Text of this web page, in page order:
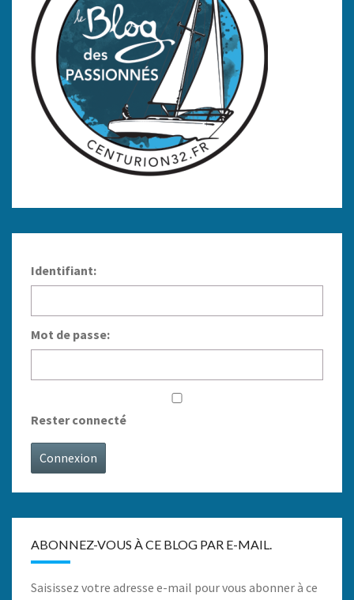
Identifiant:
Mot de passe:
Rester connecté
Connexion
ABONNEZ-VOUS À CE BLOG PAR E-MAIL.
Saisissez votre adresse e-mail pour vous abonner à ce